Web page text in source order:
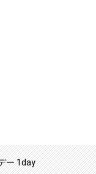
ー 1day